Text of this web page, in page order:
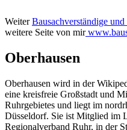
WeiterBausachverständige
weitere Seite von mir
Oberhausen
Oberhausen wird in der
eine kreisfreie Großstadt und
Ruhrgebietes und liegt im
Düsseldorf. Sie ist Mitglied im
Regionalverband Ruhr, in der